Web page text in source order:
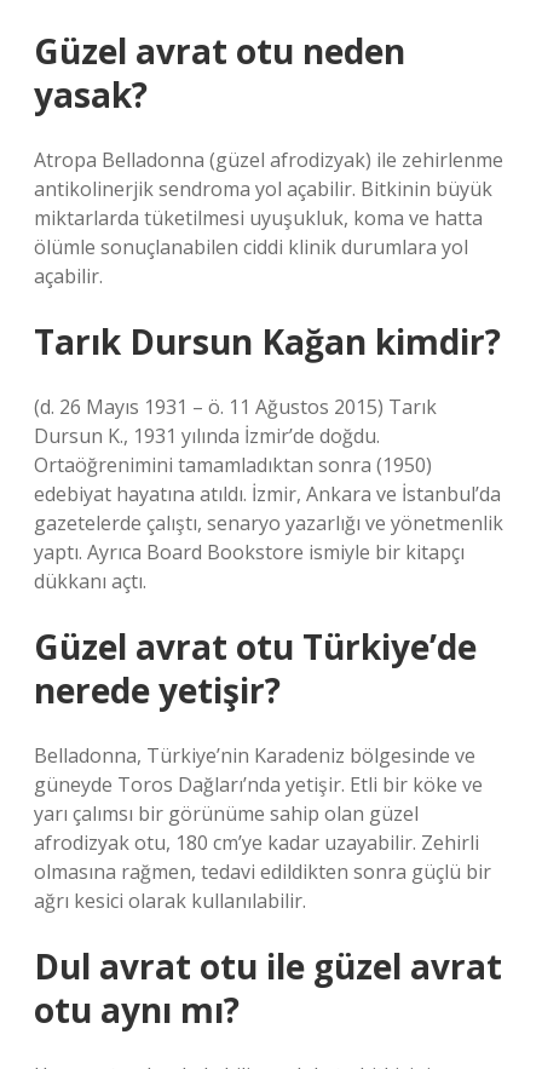
Güzel avrat otu neden
yasak?
Atropa Belladonna (güzel afrodizyak) ile zehirlenme
antikolinerjik sendroma yol açabilir. Bitkinin büyük
miktarlarda tüketilmesi uyuşukluk, koma ve hatta
ölümle sonuçlanabilen ciddi klinik durumlara yol
açabilir.
Tarık Dursun Kağan kimdir?
(d. 26 Mayıs 1931 – ö. 11 Ağustos 2015) Tarık
Dursun K., 1931 yılında İzmir’de doğdu.
Ortaöğrenimini tamamladıktan sonra (1950)
edebiyat hayatına atıldı. İzmir, Ankara ve İstanbul’da
gazetelerde çalıştı, senaryo yazarlığı ve yönetmenlik
yaptı. Ayrıca Board Bookstore ismiyle bir kitapçı
dükkanı açtı.
Güzel avrat otu Türkiye’de
nerede yetişir?
Belladonna, Türkiye’nin Karadeniz bölgesinde ve
güneyde Toros Dağları’nda yetişir. Etli bir köke ve
yarı çalımsı bir görünüme sahip olan güzel
afrodizyak otu, 180 cm’ye kadar uzayabilir. Zehirli
olmasına rağmen, tedavi edildikten sonra güçlü bir
ağrı kesici olarak kullanılabilir.
Dul avrat otu ile güzel avrat
otu aynı mı?